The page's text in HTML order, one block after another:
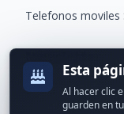
Telefonos moviles
Recibe ofertas
Esta
Al hacer clic
guarden en